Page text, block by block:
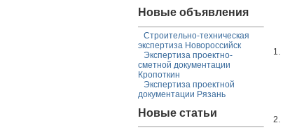
Новые объявления
Строительно-техническая
экспертиза Новороссийск
Экспертиза проектно-
сметной документации
Кропоткин
Экспертиза проектной
документации Рязань
Новые статьи
1.
2.